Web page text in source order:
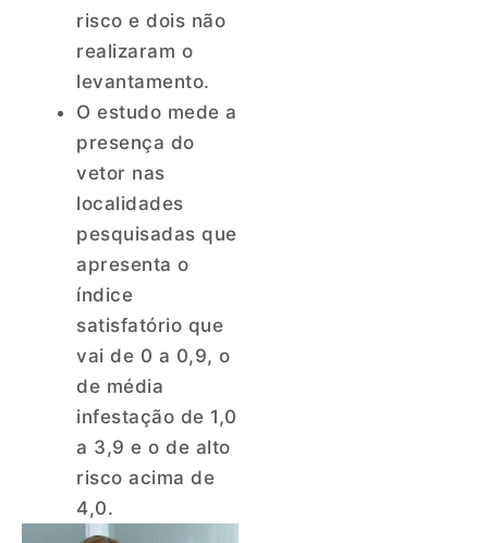
risco e dois não
realizaram o
levantamento.
O estudo mede a
presença do
vetor nas
localidades
pesquisadas que
apresenta o
índice
satisfatório que
vai de 0 a 0,9, o
de média
infestação de 1,0
a 3,9 e o de alto
risco acima de
4,0.